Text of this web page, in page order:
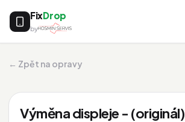
FixDrop
by
← Zpět na opravy
Výměna displeje - (originál)